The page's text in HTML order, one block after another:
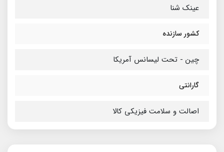
عینک شنا
کشور سازنده
چین - تحت لیسانس آمریکا
گارانتی
اصالت و سلامت فیزیکی کالا